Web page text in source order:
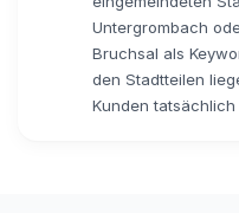
Untergrombach
Bruchsal als
den Stadtteilen
Kunden tatsächlich